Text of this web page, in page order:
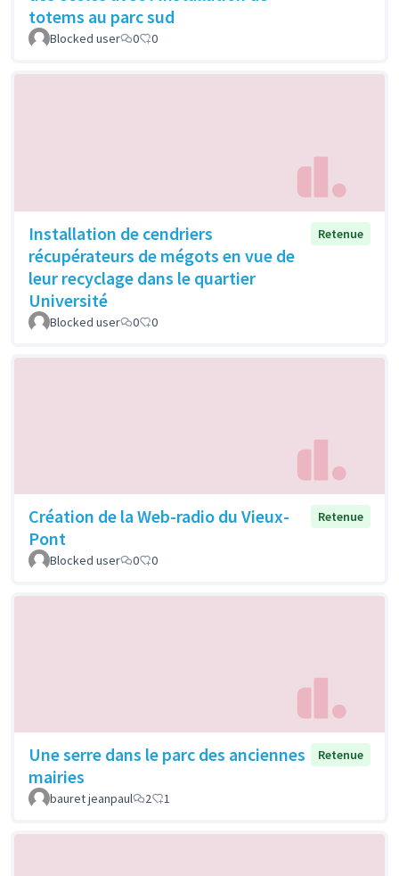
totems au parc sud
Blocked user 0 0
Installation de cendriers
récupérateurs de mégots en vue de
leur recyclage dans le quartier
Université
Retenue
Blocked user 0 0
Création de la Web-radio du Vieux-
Pont
Retenue
Blocked user 0 0
Une serre dans le parc des anciennes
mairies
Retenue
bauret jeanpaul 2 1